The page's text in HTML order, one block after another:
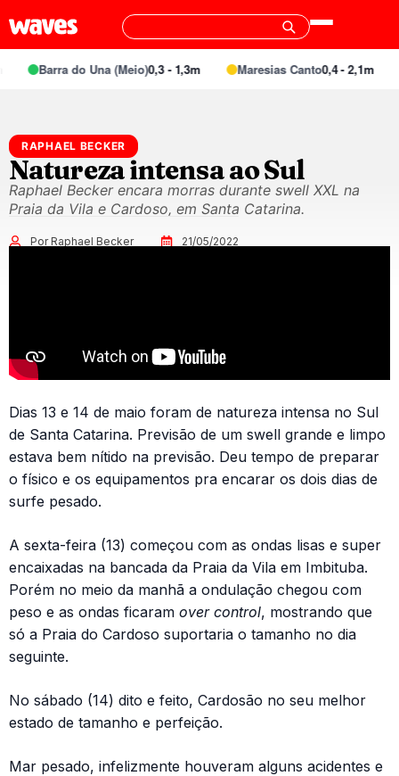
Barra do Una (Meio)0,3 - 1,3m Maresias Canto0,4 - 2,1m
RAPHAEL BECKER
Natureza intensa ao Sul
Raphael Becker encara morras durante swell XXL na
Praia da Vila e Cardoso, em Santa Catarina.
Por Raphael Becker 21/05/2022
Dias 13 e 14 de maio foram de natureza intensa no Sul
de Santa Catarina. Previsão de um swell grande e limpo
estava bem nítido na previsão. Deu tempo de preparar
o físico e os equipamentos pra encarar os dois dias de
surfe pesado.
A sexta-feira (13) começou com as ondas lisas e super
encaixadas na bancada da Praia da Vila em Imbituba.
Porém no meio da manhã a ondulação chegou com
peso e as ondas ficaram over control, mostrando que
só a Praia do Cardoso suportaria o tamanho no dia
seguinte.
No sábado (14) dito e feito, Cardosão no seu melhor
estado de tamanho e perfeição.
Mar pesado, infelizmente houveram alguns acidentes e